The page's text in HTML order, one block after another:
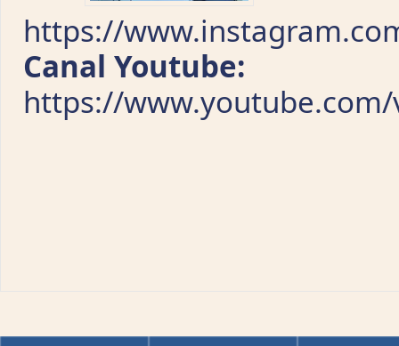
https://
Canal Youtube:
https://